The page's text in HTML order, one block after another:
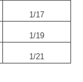
1/17
1/19
1/21